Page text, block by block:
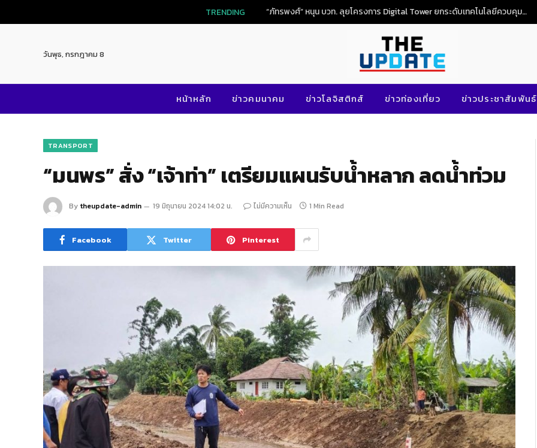
TRENDING “ภัทรพงศ์” หนุน บวท. ลุยโครงการ Digital Tower ยกระดับเทคโนโลยีควบคุมจราจรทางอากาศไทย
วันพุธ, กรกฎาคม 8
หน้าหลัก ข่าวคมนาคม ข่าวโลจิสติกส์ ข่าวท่องเที่ยว ข่าวประชาสัมพันธ์
TRANSPORT
“มนพร” สั่ง “เจ้าท่า” เตรียมแผนรับน้ำหลาก ลดน้ำท่วม
By theupdate-admin 19 มิถุนายน 2024 14:02 น. ไม่มีความเห็น 1 Min Read
Facebook Twitter Pinterest